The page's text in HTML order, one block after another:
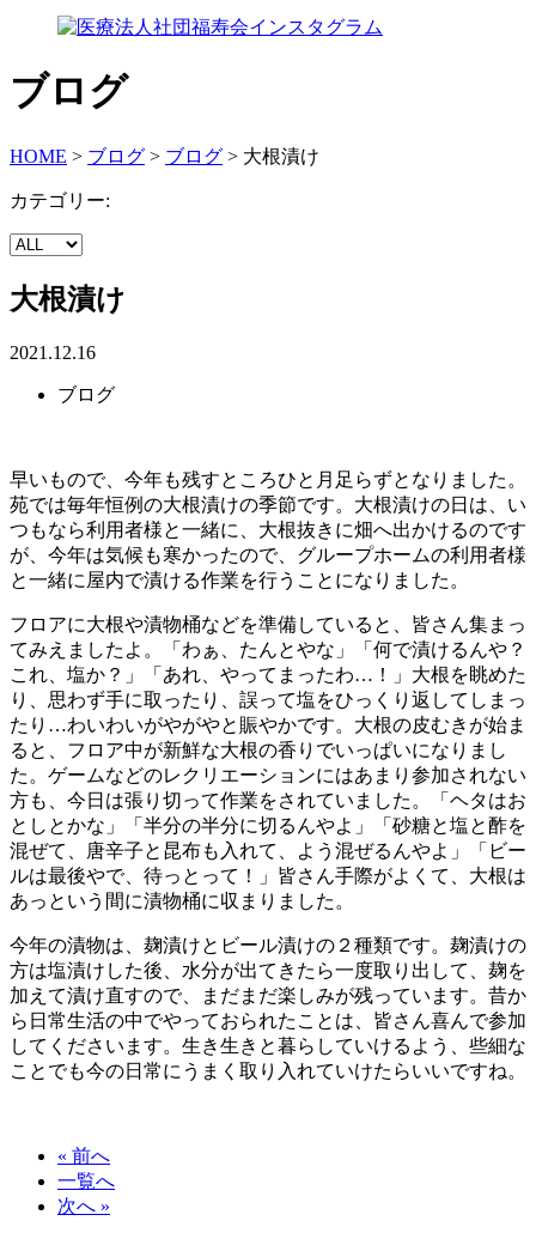
ブログ
HOME > ブログ > ブログ > 大根漬け
カテゴリー:
大根漬け
2021.12.16
ブログ
早いもので、今年も残すところひと月足らずとなりました。
苑では毎年恒例の大根漬けの季節です。大根漬けの日は、い
つもなら利用者様と一緒に、大根抜きに畑へ出かけるのです
が、今年は気候も寒かったので、グループホームの利用者様
と一緒に屋内で漬ける作業を行うことになりました。
フロアに大根や漬物桶などを準備していると、皆さん集まっ
てみえましたよ。「わぁ、たんとやな」「何で漬けるんや？
これ、塩か？」「あれ、やってまったわ…！」大根を眺めた
り、思わず手に取ったり、誤って塩をひっくり返してしまっ
たり…わいわいがやがやと賑やかです。大根の皮むきが始ま
ると、フロア中が新鮮な大根の香りでいっぱいになりまし
た。ゲームなどのレクリエーションにはあまり参加されない
方も、今日は張り切って作業をされていました。「ヘタはお
としとかな」「半分の半分に切るんやよ」「砂糖と塩と酢を
混ぜて、唐辛子と昆布も入れて、よう混ぜるんやよ」「ビー
ルは最後やで、待っとって！」皆さん手際がよくて、大根は
あっという間に漬物桶に収まりました。
今年の漬物は、麹漬けとビール漬けの２種類です。麹漬けの
方は塩漬けした後、水分が出てきたら一度取り出して、麹を
加えて漬け直すので、まだまだ楽しみが残っています。昔か
ら日常生活の中でやっておられたことは、皆さん喜んで参加
してくださいます。生き生きと暮らしていけるよう、些細な
ことでも今の日常にうまく取り入れていけたらいいですね。
« 前へ
一覧へ
次へ »